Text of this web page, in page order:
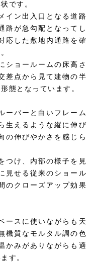
です。
イン出入口となる道路
路が急勾配となってし
応した敷地内通路を確
ショールームの床高さ
差点から見て建物の半
態となっています。
ーバーと白いフレーム
生えるような縦に伸び
の伸びやかさを感じら
つけ、内部の様子を見
見せる従来のショール
のクローズアップ効果
ースに使いながらも天
機質なモルタル調の色
かみがありながらも適
す。